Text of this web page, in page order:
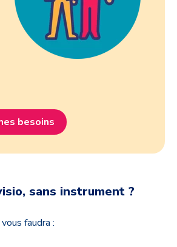
besoins
sans instrument ?
faudra :